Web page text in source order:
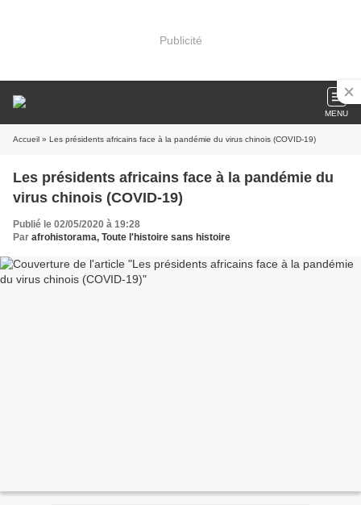
Publicité
MENU
Accueil » Les présidents africains face à la pandémie du virus chinois (COVID-19)
Les présidents africains face à la pandémie du
virus chinois (COVID-19)
Publié le 02/05/2020 à 19:28
Par afrohistorama, Toute l'histoire sans histoire